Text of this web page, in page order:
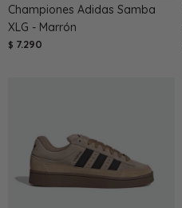
Championes Adidas Samba
XLG - Marrón
$ 7.290